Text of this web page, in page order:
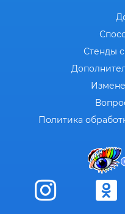
Стенды
Политика